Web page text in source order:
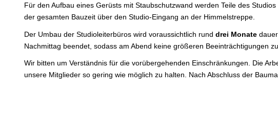
Für den Aufbau eines Gerüsts mit Staubschutzwand werden Teile des
der gesamten Bauzeit über den Studio-Eingang an der Himmelstreppe.
Der Umbau der Studioleiterbüros wird voraussichtlich runddrei Monate
Nachmittag beendet, sodass am Abend keine größeren Beeinträchtigungen
Wir bitten um Verständnis für die vorübergehenden Einschränkungen. Die
unsere Mitglieder so gering wie möglich zu halten. Nach Abschluss der